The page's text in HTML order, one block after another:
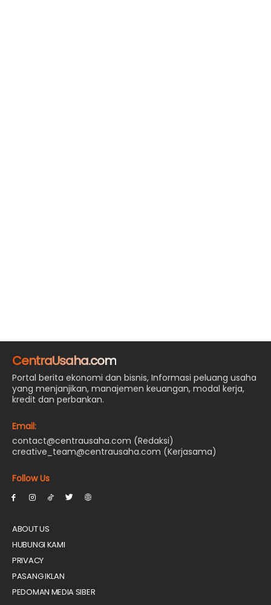
CentraUsaha.com
Portal berita ekonomi dan bisnis, Informasi peluang usaha
yang menjanjikan, manajemen keuangan, modal kerja,
kredit dan perbankan.
Email:
contact@centrausaha.com (Redaksi)
creative_team@centrausaha.com (Kerjasama)
Follow Us
ABOUT US
HUBUNGI KAMI
PRIVACY
PASANG IKLAN
PEDOMAN MEDIA SIBER